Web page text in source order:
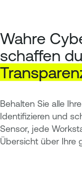
Wahre
schaffen
Behalten Sie alle
Identifizieren und
Sensor, jede
Übersicht über Ihre